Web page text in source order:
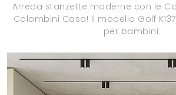
Arreda stanzette moderne con le
Colombini Casa! Il modello Golf
per bambini.